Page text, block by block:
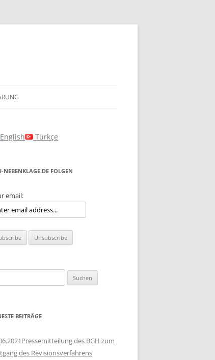
English Türkçe
NEBENKLAGE.DE FOLGEN
email:
BEITRÄGE
des BGH zum
des Revisionsverfahrens